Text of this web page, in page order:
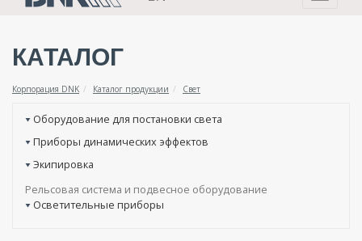
КАТАЛОГ
Корпорация DNK Каталог продукции Свет
Оборудование для постановки света
Приборы динамических эффектов
Экипировка
Рельсовая система и подвесное оборудование
Осветительные приборы